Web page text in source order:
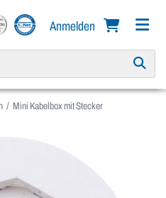
Anmelden
Mini Kabelbox mit Stecker